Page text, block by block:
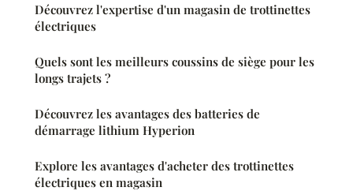
Découvrez l'expertise d'un magasin de trottinettes
électriques
Quels sont les meilleurs coussins de siège pour les
longs trajets ?
Découvrez les avantages des batteries de
démarrage lithium Hyperion
Explore les avantages d'acheter des trottinettes
électriques en magasin